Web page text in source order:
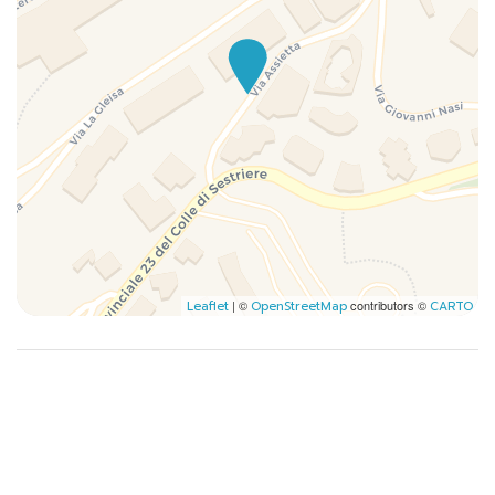
Frigorifero
Gabinetto
Golf
Golf (opzionale)
Kit di pronto soccorso
Letto a castello
Lontano da tutto
Naturisme
Pentole e padelle
Phon
Piatti
Leaflet | © OpenStreetMapcontributors © CARTO